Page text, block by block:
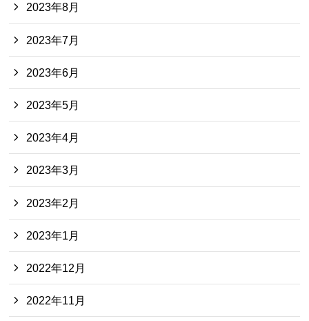
2023年8月
2023年7月
2023年6月
2023年5月
2023年4月
2023年3月
2023年2月
2023年1月
2022年12月
2022年11月